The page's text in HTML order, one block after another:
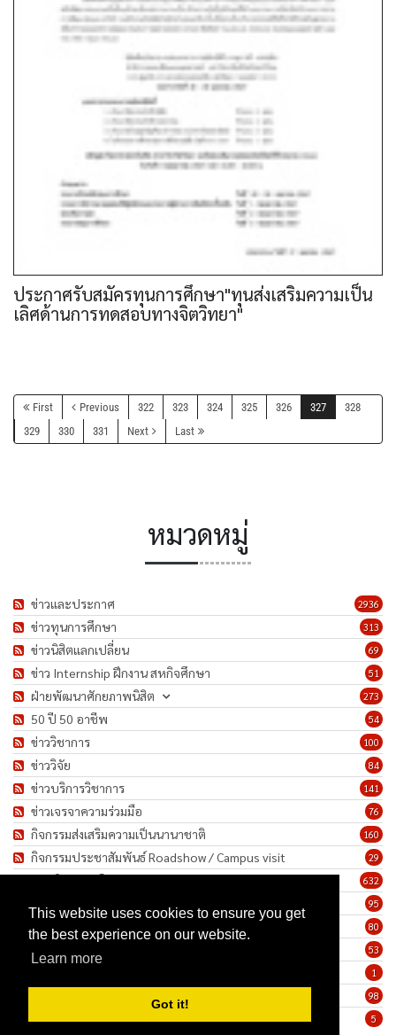
This website uses cookies to ensure you get
the best experience on our website.
Learn more
Got it!
ประกาศรับสมัครทุนการศึกษา"ทุนส่งเสริมความเป็น
เลิศด้านการทดสอบทางจิตวิทยา"
First Previous 322 323 324 325 326 327
328
329
330 331 Next Last
หมวดหมู่
2936
ข่าวและประกาศ
313
ข่าวทุนการศึกษา
69
ข่าวนิสิตแลกเปลี่ยน
51
ข่าว Internship ฝึกงาน สหกิจศึกษา
273
ฝ่ายพัฒนาศักยภาพนิสิต
54
50 ปี 50 อาชีพ
100
ข่าววิชาการ
84
ข่าววิจัย
141
ข่าวบริการวิชาการ
76
ข่าวเจรจาความร่วมมือ
160
กิจกรรมส่งเสริมความเป็นนานาชาติ
29
กิจกรรมประชาสัมพันธ์ Roadshow / Campus visit
632
ภาพกิจกรรม/โครงการ
95
80
ทำนุบำรุงศิลปวัฒนธรรม
53
ข่าวประกาศรับสมัครงาน
1
98
5
มาตรการป้องกันการแพร่ระบาดของเชื้อโรค COVID-19